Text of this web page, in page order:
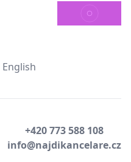
ODESLAT
English
+420 773 588 108
info@najdikancelare.cz